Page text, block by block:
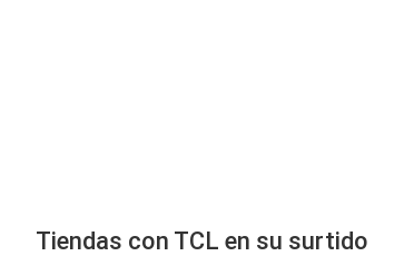
Tiendas con TCL en su surtido